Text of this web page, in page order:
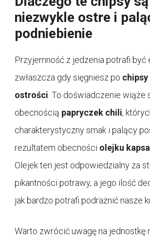
niezwykle ostre i
podniebienie
Przyjemność z jedzenia potrafi być
zwłaszcza gdy sięgniesz po chipsy
ostrości . To doświadczenie wiąże
obecnością papryczek chili,
charakterystyczny smak i palący
rezultatem obecności olejku
Olejek ten jest odpowiedzialny za
pikantności potrawy, a jego ilość
jak bardzo potrafi podrażnić nasze
Warto zwrócić uwagę na jednostkę